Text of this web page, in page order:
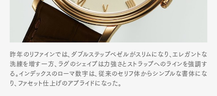
昨年のリファインでは、ダブルステップベゼルがスリムになり、エレガントな
洗練を増す一方、ラグのシェイプは力強さとストラップへのラインを強調す
る。インデックスのローマ数字は、従来のセリフ体からシンプルな書体にな
り、ファセット仕上げのアプライドになった。